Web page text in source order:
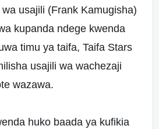
usajili (Frank Kamugisha)
kupanda ndege kwenda
timu ya taifa, Taifa Stars
usajili wa wachezaji
wazawa.
huko baada ya kufikia